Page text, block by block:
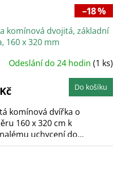
–18 %
komínová dvojitá, základní
160 x 320 mm
Odeslání do 24 hodin (1 ks)
Do košíku
komínová dvířka o
160 x 320 cm k
uchycení do
zdiva.